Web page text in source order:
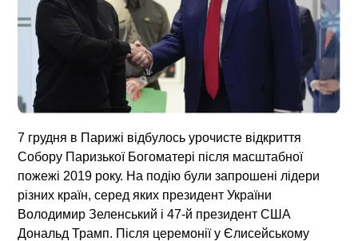
7 грудня в Парижі відбулось урочисте відкриття
Собору Паризької Богоматері після масштабної
пожежі 2019 року. На подію були запрошені лідери
різних країн, серед яких президент України
Володимир Зеленський і 47-й президент США
Дональд Трамп. Після церемонії у Єлисейському